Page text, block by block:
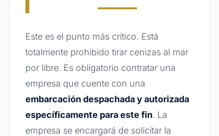
Este es el punto más crítico. Está
totalmente prohibido tirar cenizas al mar
por libre. Es obligatorio contratar una
empresa que cuente con una
embarcación despachada y autorizada
específicamente para este fin. La
empresa se encargará de solicitar la